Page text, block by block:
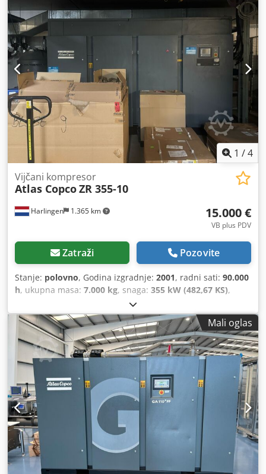
1 /4
Harlingen 1.365 km
Vijčani kompresor
Atlas CopcoZR 355-10
15.000 €
VB plus PDV
Zatraži Pozovite
Stanje: polovno, Godina izgradnje: 2001, radni sati: 90.000
h, ukupna masa: 7.000 kg, snaga: 355 kW (482,67 KS),
, pritisak (max.):
hlađenja:voda,
Mali oglas